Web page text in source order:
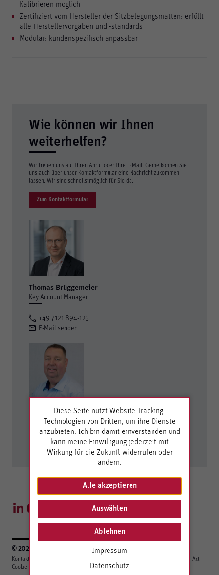
Kalibrieren möglich
Zertifiziert vom Hersteller der Sitzbelegungsmatten: erfüllt
alle Herstellervorgaben und -standards
Modular: kundenspezifisch anpassbar
Wie können wir Ihnen
weiterhelfen?
Wir freuen uns auf Ihren Anruf oder Ihre E-Mail. Gerne können Sie
uns auch über unser Kontaktformular eine Nachricht zukommen
lassen. Wir sind schnellstmöglich für Sie da.
Zum Kontaktformular
Thomas Brüggemeier
Key Account Manager
+49 7121 894-123
E-Mail senden
Thomas Roth
Sales Manager Testing
+49 7121 894-293
E-Mail senden
© 2026 Berghof Automation GmbH
Kontakt
EU Data Act
Cookie Einstellungen
Diese Seite nutzt Website Tracking-
Technologien von Dritten, um ihre Dienste
anzubieten. Ich bin damit einverstanden und
kann meine Einwilligung jederzeit mit
Wirkung für die Zukunft widerrufen oder
ändern.
Alle akzeptieren
Auswählen
Ablehnen
Impressum
Datenschutz